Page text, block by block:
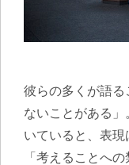
彼らの多くが語
ないことがある
いていると、表
「考えることへ